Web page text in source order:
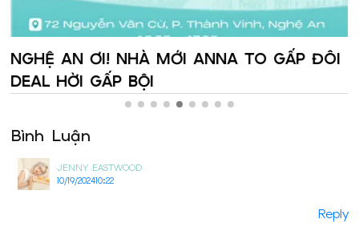
NGHỆ AN ƠI! NHÀ MỚI ANNA TO GẤP ĐÔI
DEAL HỜI GẤP BỘI
Bình Luận
JENNY EASTWOOD
10/19/202410:22
Reply